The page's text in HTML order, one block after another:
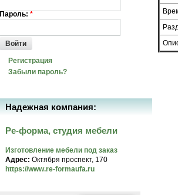
Пароль: *
Войти
Регистрация
Забыли пароль?
Надежная компания:
Ре-форма, студия мебели
Изготовление мебели под заказ
Адрес: Октября проспект, 170
https://www.re-formaufa.ru